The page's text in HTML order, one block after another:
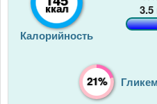
ккал
Калорийность
3.5
21%